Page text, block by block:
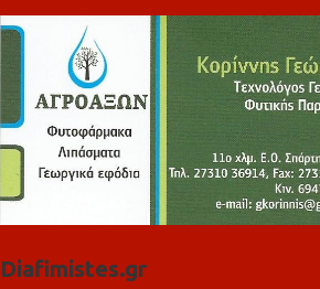
Diafimistes.gr